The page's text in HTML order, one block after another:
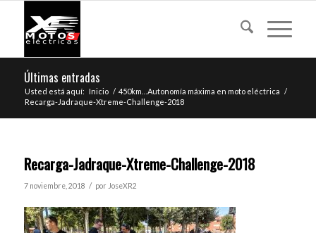
Últimas entradas
Usted está aquí: Inicio / 450km…Autonomía máxima en moto eléctrica /
Recarga-Jadraque-Xtreme-Challenge-2018
Recarga-Jadraque-Xtreme-Challenge-2018
7 noviembre, 2018 / por JoseXR2